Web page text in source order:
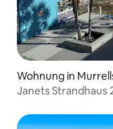
Wohnung in
Janets Strandhaus